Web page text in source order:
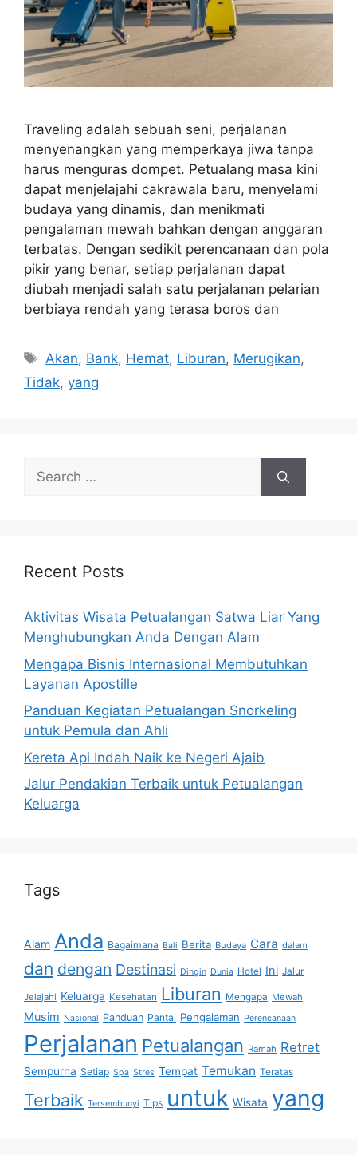
Traveling adalah sebuah seni, perjalanan
menyenangkan yang memperkaya jiwa tanpa
harus menguras dompet. Petualang masa kini
dapat menjelajahi cakrawala baru, menyelami
budaya yang dinamis, dan menikmati
pengalaman mewah bahkan dengan anggaran
terbatas. Dengan sedikit perencanaan dan pola
pikir yang benar, setiap perjalanan dapat
diubah menjadi salah satu perjalanan pelarian
berbiaya rendah yang terasa boros dan
Tags
Akan, Bank, Hemat, Liburan, Merugikan,
Tidak, yang
Search
for:
Recent Posts
Aktivitas Wisata Petualangan Satwa Liar Yang
Menghubungkan Anda Dengan Alam
Mengapa Bisnis Internasional Membutuhkan
Layanan Apostille
Panduan Kegiatan Petualangan Snorkeling
untuk Pemula dan Ahli
Kereta Api Indah Naik ke Negeri Ajaib
Jalur Pendakian Terbaik untuk Petualangan
Keluarga
Tags
Alam Anda Bagaimana Bali Berita Budaya Cara dalam
dan dengan Destinasi Dingin Dunia Hotel Ini Jalur
Jelajahi Keluarga Kesehatan Liburan Mengapa Mewah
Musim Nasional Panduan Pantai Pengalaman Perencanaan
Perjalanan Petualangan Ramah Retret
Sempurna Setiap Spa Stres Tempat Temukan Teratas
Terbaik Tersembunyi Tips untuk Wisata yang